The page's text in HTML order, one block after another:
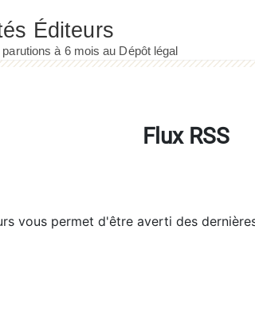
Flux RSS
vous permet d'être averti des